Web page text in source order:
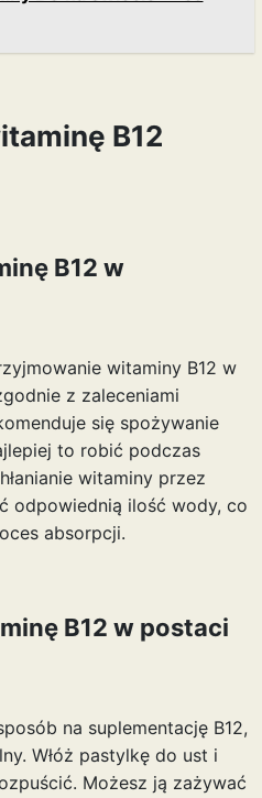
B12
B12 w
witaminy B12 w
z zaleceniami
się spożywanie
to robić podczas
witaminy przez
odpowiednią ilość wody, co
absorpcji.
B12 w postaci
na suplementację B12,
Włóż pastylkę do ust i
Możesz ją zażywać